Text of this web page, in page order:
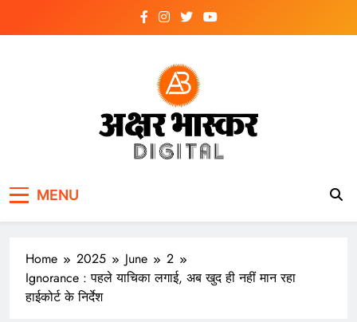
MENU
Home 2025 June
2
Ignorance : पहले याचिका लगाई, अब खुद ही नहीं मान रहा
हाईकोर्ट के निर्देश